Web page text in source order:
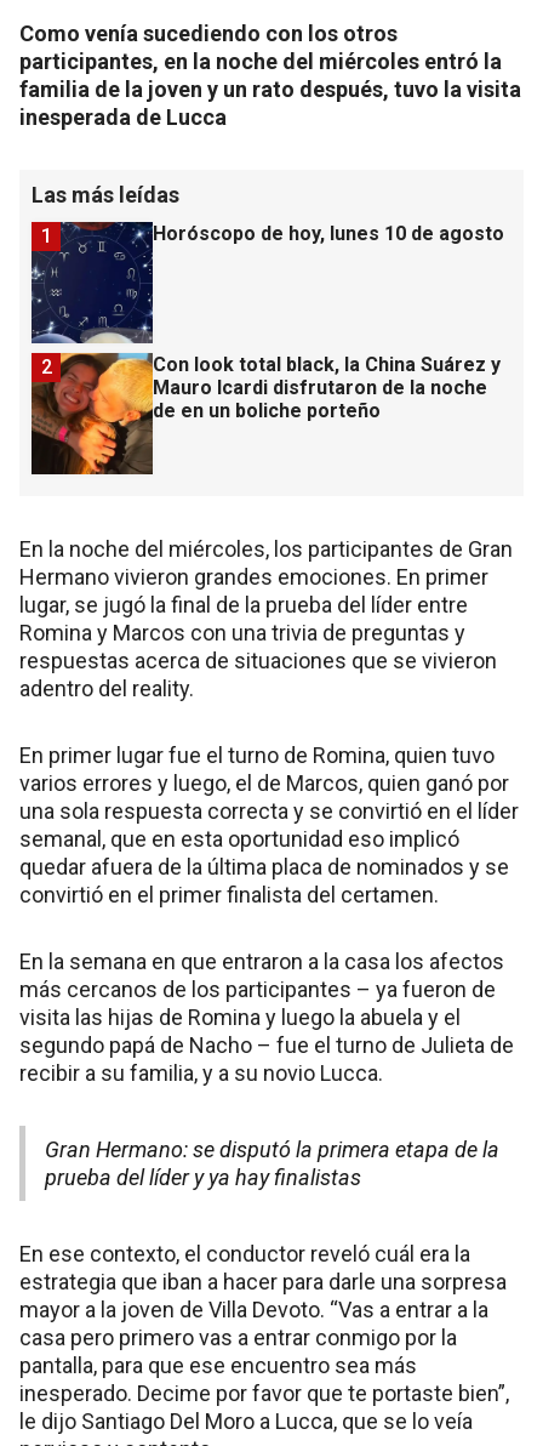
Como venía sucediendo con los otros
participantes, en la noche del miércoles entró la
familia de la joven y un rato después, tuvo la visita
inesperada de Lucca
Las más leídas
Horóscopo de hoy, lunes 10 de agosto
1
Con look total black, la China Suárez y
Mauro Icardi disfrutaron de la noche
de en un boliche porteño
2
En la noche del miércoles, los participantes de Gran
Hermano vivieron grandes emociones. En primer
lugar, se jugó la final de la prueba del líder entre
Romina y Marcos con una trivia de preguntas y
respuestas acerca de situaciones que se vivieron
adentro del reality.
En primer lugar fue el turno de Romina, quien tuvo
varios errores y luego, el de Marcos, quien ganó por
una sola respuesta correcta y se convirtió en el líder
semanal, que en esta oportunidad eso implicó
quedar afuera de la última placa de nominados y se
convirtió en el primer finalista del certamen.
En la semana en que entraron a la casa los afectos
más cercanos de los participantes – ya fueron de
visita las hijas de Romina y luego la abuela y el
segundo papá de Nacho – fue el turno de Julieta de
recibir a su familia, y a su novio Lucca.
Gran Hermano: se disputó la primera etapa de la
prueba del líder y ya hay finalistas
En ese contexto, el conductor reveló cuál era la
estrategia que iban a hacer para darle una sorpresa
mayor a la joven de Villa Devoto. “Vas a entrar a la
casa pero primero vas a entrar conmigo por la
pantalla, para que ese encuentro sea más
inesperado. Decime por favor que te portaste bien”,
le dijo Santiago Del Moro a Lucca, que se lo veía